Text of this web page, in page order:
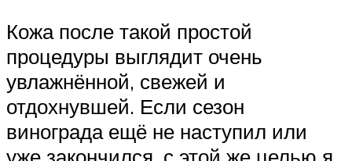
Кожа после такой простой
процедуры выглядит очень
увлажнённой, свежей и
отдохнувшей. Если сезон
винограда ещё не наступил или